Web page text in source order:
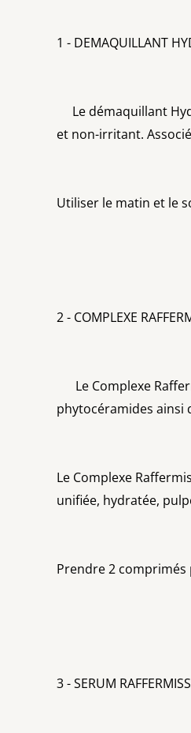
1 - DEMAQUILLANT
Le démaquillant
et non-irritant.
Utiliser le matin et le
2 - COMPLEXE
Le Complexe
phytocéramides ainsi
Le Complexe
unifiée, hydratée,
Prendre 2
3 - SERUM